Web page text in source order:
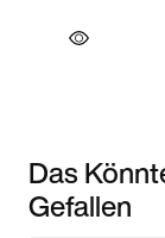
Das
Gefallen